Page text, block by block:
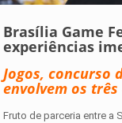
Brasília Game
experiências
Jogos, concurso
envolvem os
Fruto de parceria entre a